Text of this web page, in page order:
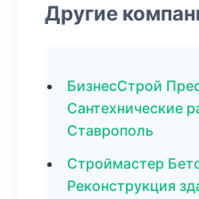
Другие
БизнесСтрой
Сантехнические
Ставрополь
Строймастер
Реконструкция